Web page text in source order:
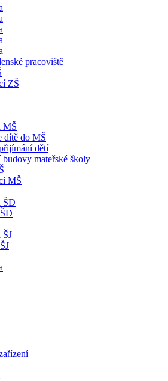
pracoviště
ZŠ
MŠ
dítě do MŠ
dětí
budovy mateřské školy
MŠ
ŠD
ŠJ